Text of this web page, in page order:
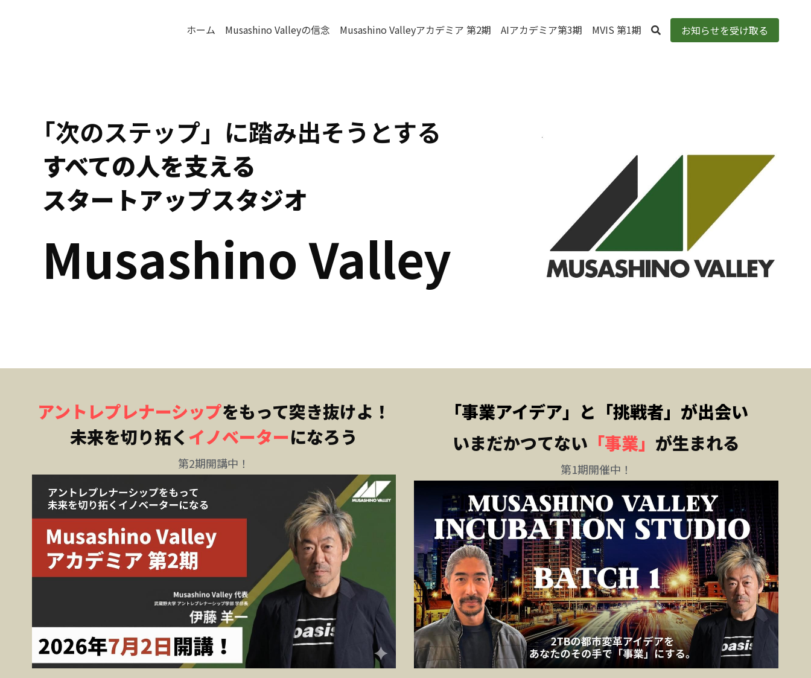
ホーム Musashino Valleyの信念 Musashino Valleyアカデミア 第2期 AIアカデミア第3期 MVIS 第1期 お知らせを受け取る
「次のステップ」に踏み出そうとする
  すべての人を支える
  スタートアップスタジオ
Musashino Valley
アントレプレナーシップをもって突き抜けよ！
未来を切り拓くイノベーターになろう
第2期開講中！
「事業アイデア」と「挑戦者」が出会い
いまだかつてない 「事業」 が生まれる
第1期開催中！